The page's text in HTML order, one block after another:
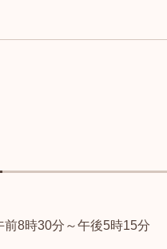
前8時30分～午後5時15分